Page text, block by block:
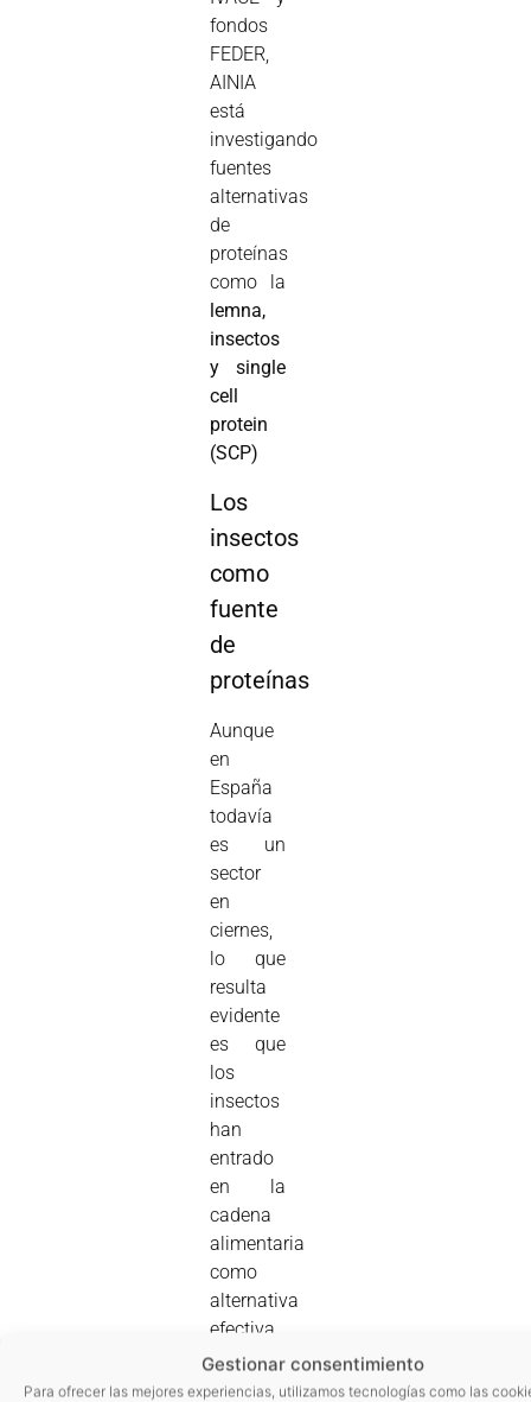
Gestionar consentimiento
Para ofrecer las mejores experiencias, utilizamos tecnologías como las
fondos
FEDER,
AINIA
está
investigando
fuentes
alternativas
de
proteínas
como la
lemna,
insectos
y single
cell
protein
(SCP)
Los
insectos
como
fuente
de
proteínas
Aunque
en
España
todavía
es un
sector
en
ciernes,
lo que
resulta
evidente
es que
los
insectos
han
entrado
en la
cadena
alimentaria
como
alternativa
efectiva
a la
proteína